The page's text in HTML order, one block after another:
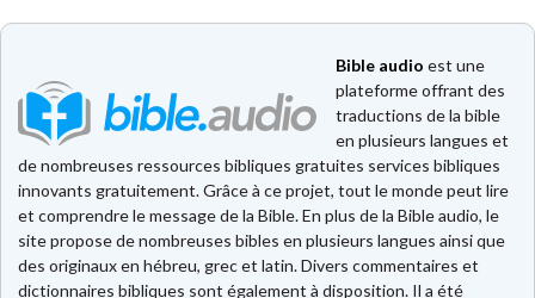
Bible audio est une
plateforme offrant des
traductions de la bible
en plusieurs langues et
de nombreuses ressources bibliques gratuites services bibliques
innovants gratuitement. Grâce à ce projet, tout le monde peut lire
et comprendre le message de la Bible. En plus de la Bible audio, le
site propose de nombreuses bibles en plusieurs langues ainsi que
des originaux en hébreu, grec et latin. Divers commentaires et
dictionnaires bibliques sont également à disposition. Il a été